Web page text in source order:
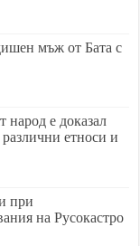
мъж от Бата с
народ е доказал
етноси и
при
на Русокастро